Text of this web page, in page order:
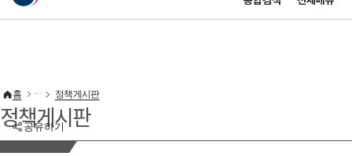
이 누리집은 대한민국 공식 전자정부 누리집입니다.
공유하기
홈 정책게시판
정책게시판